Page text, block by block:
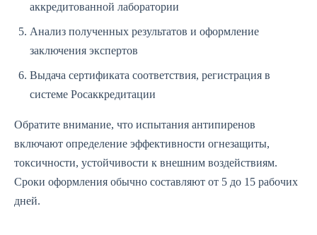
аккредитованной лаборатории
Анализ полученных результатов и оформление
заключения экспертов
Выдача сертификата соответствия, регистрация в
системе Росаккредитации
Обратите внимание, что испытания антипиренов
включают определение эффективности огнезащиты,
токсичности, устойчивости к внешним воздействиям.
Сроки оформления обычно составляют от 5 до 15 рабочих
дней.